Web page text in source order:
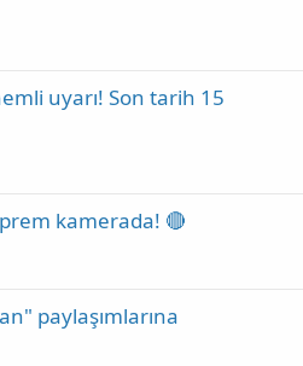
uyarı! Son tarih 15
kamerada! 🔴
paylaşımlarına